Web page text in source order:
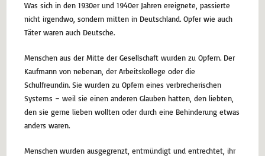
Was sich in den 1930er und 1940er Jahren ereignete, passierte
nicht irgendwo, sondern mitten in Deutschland. Opfer wie auch
Täter waren auch Deutsche.
Menschen aus der Mitte der Gesellschaft wurden zu Opfern. Der
Kaufmann von nebenan, der Arbeitskollege oder die
Schulfreundin. Sie wurden zu Opfern eines verbrecherischen
Systems – weil sie einen anderen Glauben hatten, den liebten,
den sie gerne lieben wollten oder durch eine Behinderung etwas
anders waren.
Menschen wurden ausgegrenzt, entmündigt und entrechtet, ihr